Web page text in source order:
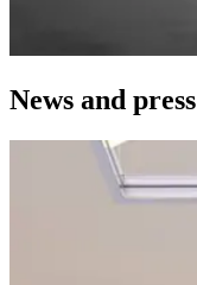
News and press